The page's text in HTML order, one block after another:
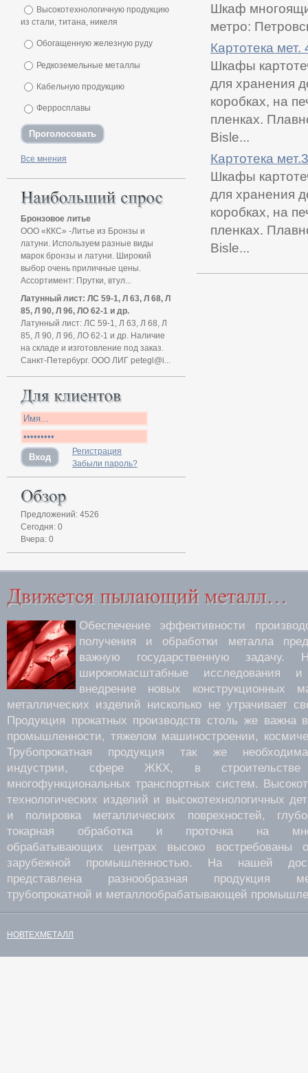
Шкаф
метро:
Картотека
Шкафы
для хранения
коробках, на
пленках.
Bisle...
Картотека
Шкафы
для хранения
коробках, на
пленках.
Bisle...
Высокотехнологичную продукцию
из стали, титана, никеля
Обогащенную железную руду
Редкоземельные металлы
Кабельную продукцию
Ферросплавы
Все мнения
Бронзовое литье
ООО «ККС» -Литье из Бронзы и
латуни. Используем разные виды
марок бронзы и латуни. Широкий
выбор очень приличные цены.
Ассортимент: Прутки, втул...
Латунный лист: ЛС 59-1, Л 63, Л 68, Л
85, Л 90, Л 96, ЛО 62-1 и др.
Латунный лист: ЛС 59-1, Л 63, Л 68, Л
85, Л 90, Л 96, ЛО 62-1 и др. Наличие
на складе и изготовление под заказ.
Санкт-Петербург. ООО ЛИГ petegl@i...
Регистрация
Забыли пароль?
Предложений: 4526
Сегодня: 0
Вчера: 0
Обеспечение эффективности
получения и обработки металла
важную государственную
широкомасштабные исследования
внедрение новых конструкционных
металлических изделий нисколько не утрачивает
Продукция прокатных производств столь же важна
промышленности, тяжелом машиностроении,
Трубопрокатная продукция так же
индустрии, сфере ЖКХ, в
многофункциональных транспортных систем.
технологических изделий и высокотехнологичных
и полировка металлических поврехностей,
токарная обработка и проточка на
обрабатывающих центрах высоко востребованы
зарубежной промышленностью. На нашей
представлена разнообразная продукция
трубопрокатной и металлообрабатывающей
НОВТЕХМЕТАЛЛ